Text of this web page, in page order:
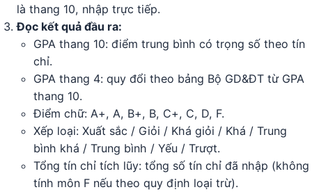
là thang 10, nhập trực tiếp.
Đọc kết quả đầu ra:
GPA thang 10: điểm trung bình có trọng số theo tín
chỉ.
GPA thang 4: quy đổi theo bảng Bộ GD&ĐT từ GPA
thang 10.
Điểm chữ: A+, A, B+, B, C+, C, D, F.
Xếp loại: Xuất sắc / Giỏi / Khá giỏi / Khá / Trung
bình khá / Trung bình / Yếu / Trượt.
Tổng tín chỉ tích lũy: tổng số tín chỉ đã nhập (không
tính môn F nếu theo quy định loại trừ).